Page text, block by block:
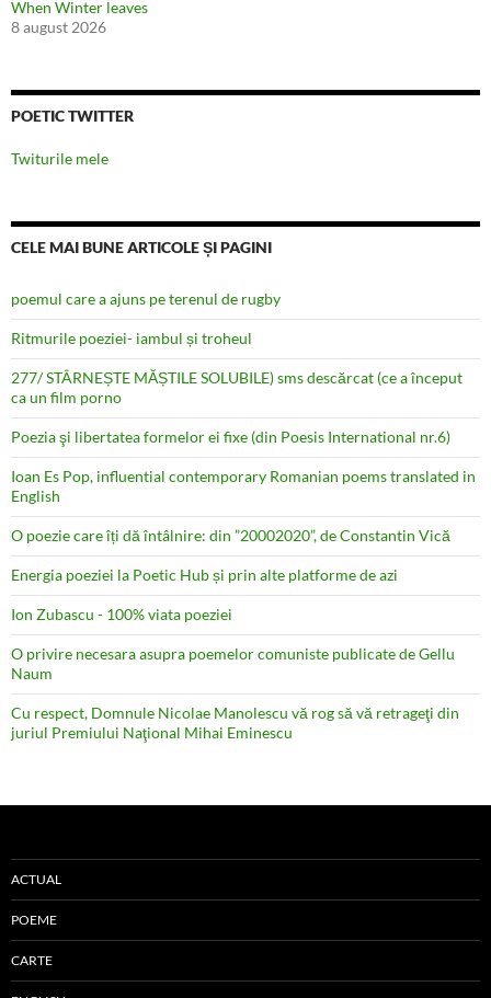
When Winter leaves
8 august 2026
POETIC TWITTER
Twiturile mele
CELE MAI BUNE ARTICOLE ȘI PAGINI
poemul care a ajuns pe terenul de rugby
Ritmurile poeziei- iambul și troheul
277/ STÂRNEȘTE MĂȘTILE SOLUBILE) sms descărcat (ce a început
ca un film porno
Poezia şi libertatea formelor ei fixe (din Poesis International nr.6)
Ioan Es Pop, influential contemporary Romanian poems translated in
English
O poezie care îți dă întâlnire: din ”20002020”, de Constantin Vică
Energia poeziei la Poetic Hub și prin alte platforme de azi
Ion Zubascu - 100% viata poeziei
O privire necesara asupra poemelor comuniste publicate de Gellu
Naum
Cu respect, Domnule Nicolae Manolescu vă rog să vă retrageţi din
juriul Premiului Naţional Mihai Eminescu
ACTUAL
POEME
CARTE